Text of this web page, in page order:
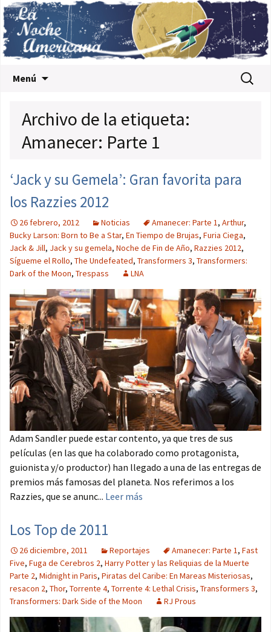
Menú Buscar:
Archivo de la etiqueta:
Amanecer: Parte 1
‘Jack y su Gemela’: Gran favorita para
los Razzies 2012
26 febrero, 2012 Noticias Amanecer: Parte 1, Arthur,
Bucky Larson: Born to Be a Star, En Tiempo de Brujas, Furia Ciega,
Jack & Jill, Jack y su gemela, Noche de Fin de Año, Razzies 2012,
Sígueme el Rollo, The Undefeated, Transformers 3, Transformers:
Dark of the Moon, Trespass LNA
Adam Sandler puede estar contento, ya que tres de sus
películas (en las que ha colaborado como protagonista,
guionista y/o productor) han llegado a una de las entregas de
premios más famosas del planeta. Nos referimos a los
Razzies, que se anunc... Leer más
Los Top de 2011
26 diciembre, 2011 Reportajes Amanecer: Parte 1, Fast
Five, Fuga de Cerebros 2, Harry Potter y las Reliquias de la Muerte
Parte 2, Midnight in Paris, Piratas del Caribe: En Mareas Misteriosas,
resacon 2, Thor, Torrente 4, Torrente 4: Lethal Crisis, Transformers 3,
Transformers: Dark Side of the Moon
RJ Prous